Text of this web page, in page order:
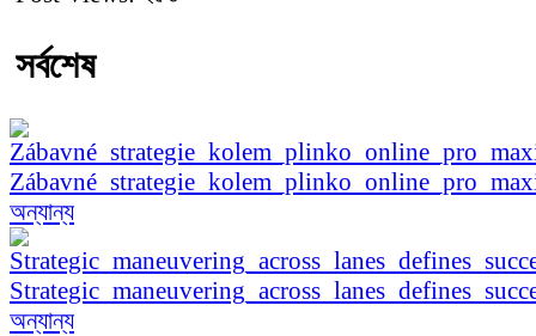
সর্বশেষ
অন্যান্য
অন্যান্য